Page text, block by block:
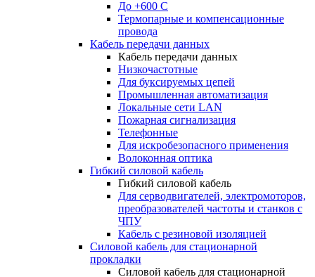
До +600 С
Термопарные и компенсационные
провода
Кабель передачи данных
Кабель передачи данных
Низкочастотные
Для буксируемых цепей
Промышленная автоматизация
Локальные сети LAN
Пожарная сигнализация
Телефонные
Для искробезопасного применения
Волоконная оптика
Гибкий силовой кабель
Гибкий силовой кабель
Для серводвигателей, электромоторов,
преобразователей частоты и станков с
ЧПУ
Кабель с резиновой изоляцией
Силовой кабель для стационарной
прокладки
Силовой кабель для стационарной